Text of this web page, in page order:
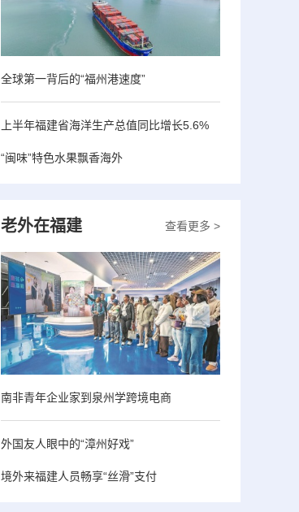
全球第一背后的“福州港速度”
上半年福建省海洋生产总值同比增长5.6%
“闽味”特色水果飘香海外
查看更多 >
老外在福建
南非青年企业家到泉州学跨境电商
外国友人眼中的“漳州好戏”
境外来福建人员畅享“丝滑”支付